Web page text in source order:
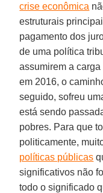
crise econômica
estruturais
pagamento dos
de uma política
assumirem a
em 2016, o
seguido, sofreu
está sendo
pobres. Para que
politicamente,
políticas públicas
significativos não
todo o significado